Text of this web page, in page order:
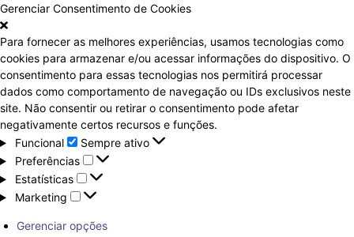
Gerenciar Consentimento de Cookies
Para fornecer as melhores experiências, usamos tecnologias como
cookies para armazenar e/ou acessar informações do dispositivo. O
consentimento para essas tecnologias nos permitirá processar
dados como comportamento de navegação ou IDs exclusivos neste
site. Não consentir ou retirar o consentimento pode afetar
negativamente certos recursos e funções.
Funcional
Funcional
Sempre ativo
Preferências
Preferências
Estatísticas
Estatísticas
Marketing
Marketing
Gerenciar opções